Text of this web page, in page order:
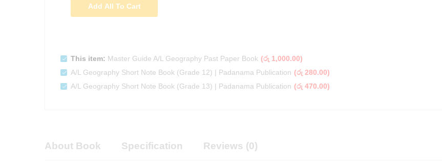
Add All To Cart
This item: Master Guide A/L Geography Past Paper Book (රු 1,000.00)
A/L Geography Short Note Book (Grade 12) | Padanama Publication (රු 280.00)
A/L Geography Short Note Book (Grade 13) | Padanama Publication (රු 470.00)
About Book Specification Reviews (0)